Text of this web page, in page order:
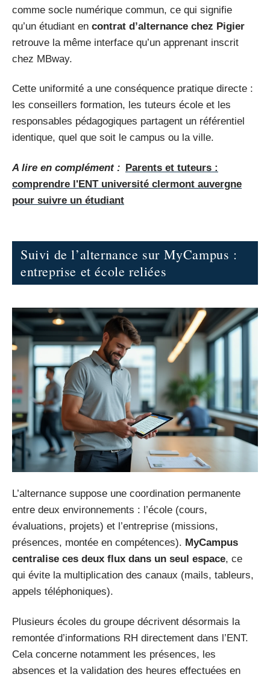
comme socle numérique commun, ce qui signifie
qu’un étudiant en contrat d’alternance chez Pigier
retrouve la même interface qu’un apprenant inscrit
chez MBway.
Cette uniformité a une conséquence pratique directe :
les conseillers formation, les tuteurs école et les
responsables pédagogiques partagent un référentiel
identique, quel que soit le campus ou la ville.
A lire en complément : Parents et tuteurs :
comprendre l'ENT université clermont auvergne
pour suivre un étudiant
Suivi de l’alternance sur MyCampus :
entreprise et école reliées
L’alternance suppose une coordination permanente
entre deux environnements : l’école (cours,
évaluations, projets) et l’entreprise (missions,
présences, montée en compétences). MyCampus
centralise ces deux flux dans un seul espace, ce
qui évite la multiplication des canaux (mails, tableurs,
appels téléphoniques).
Plusieurs écoles du groupe décrivent désormais la
remontée d’informations RH directement dans l’ENT.
Cela concerne notamment les présences, les
absences et la validation des heures effectuées en